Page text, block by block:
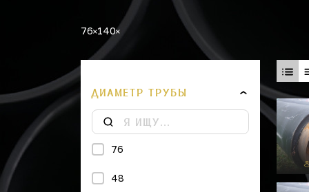
76 140
ДИАМЕТР ТРУБЫ
76
48